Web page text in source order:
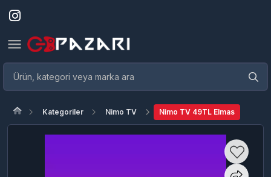
Kategoriler Nimo TV Nimo TV 49TL Elmas